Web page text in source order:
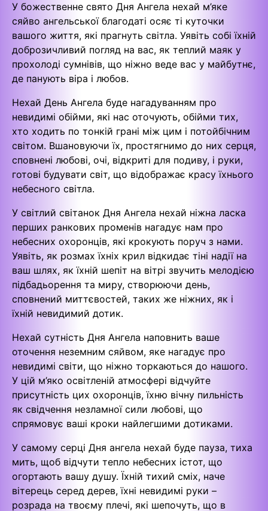
У божественне свято Дня Ангела нехай м’яке
сяйво ангельської благодаті осяє ті куточки
вашого життя, які прагнуть світла. Уявіть собі їхній
доброзичливий погляд на вас, як теплий маяк у
прохолоді сумнівів, що ніжно веде вас у майбутнє,
де панують віра і любов.
Нехай День Ангела буде нагадуванням про
невидимі обійми, які нас оточують, обійми тих,
хто ходить по тонкій грані між цим і потойбічним
світом. Вшановуючи їх, простягнимо до них серця,
сповнені любові, очі, відкриті для подиву, і руки,
готові будувати світ, що відображає красу їхнього
небесного світла.
У світлий світанок Дня Ангела нехай ніжна ласка
перших ранкових променів нагадує нам про
небесних охоронців, які крокують поруч з нами.
Уявіть, як розмах їхніх крил відкидає тіні надії на
ваш шлях, як їхній шепіт на вітрі звучить мелодією
підбадьорення та миру, створюючи день,
сповнений миттєвостей, таких же ніжних, як і
їхній невидимий дотик.
Нехай сутність Дня Ангела наповнить ваше
оточення неземним сяйвом, яке нагадує про
невидимі світи, що ніжно торкаються до нашого.
У цій м’яко освітленій атмосфері відчуйте
присутність цих охоронців, їхню вічну пильність
як свідчення незламної сили любові, що
спрямовує ваші кроки найлегшими дотиками.
У самому серці Дня ангела нехай буде пауза, тиха
мить, щоб відчути тепло небесних істот, що
огортають вашу душу. Їхній тихий сміх, наче
вітерець серед дерев, їхні невидимі руки –
розрада на твоєму плечі, які шепочуть, що в